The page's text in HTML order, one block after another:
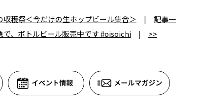
穫祭＜今だけの生ホップビール集合＞ | 記事一
、ボトルビール販売中です #oisoichi| >>